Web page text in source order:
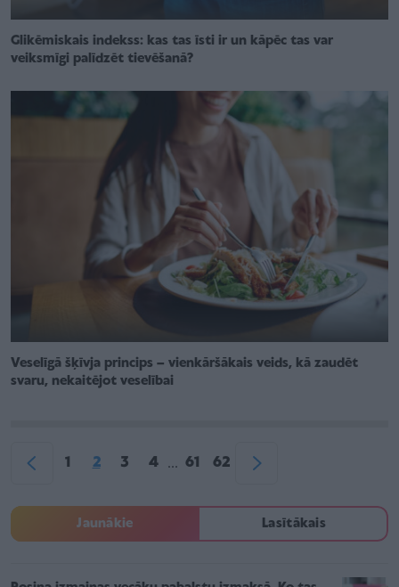
Glikēmiskais indekss: kas tas īsti ir un kāpēc tas var
veiksmīgi palīdzēt tievēšanā?
Veselīgā šķīvja princips – vienkāršākais veids, kā zaudēt
svaru, nekaitējot veselībai
1 2 3 4 ... 61 62
Jaunākie Lasītākais